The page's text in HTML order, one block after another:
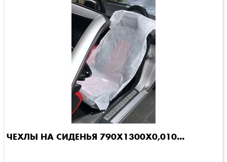
ЧЕХЛЫ НА СИДЕНЬЯ 790Х1300Х0,010...